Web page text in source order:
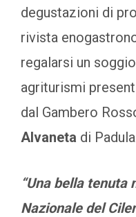
degustazioni di
rivista
regalarsi un
agriturismi
dal Gambero
Alvaneta di
“Una bella tenuta
Nazionale del